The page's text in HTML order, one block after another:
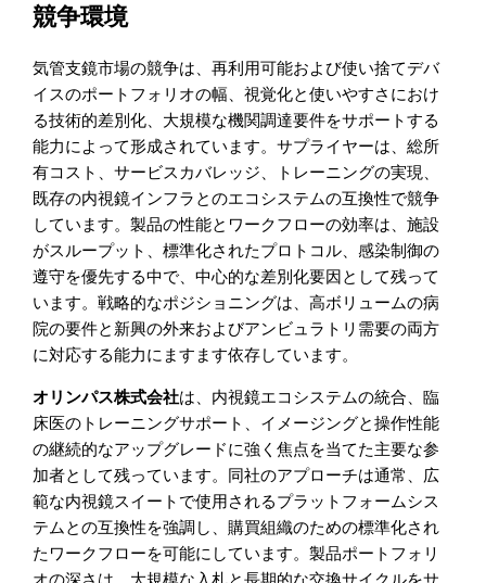
競争環境
気管支鏡市場の競争は、再利用可能および使い捨てデバ
イスのポートフォリオの幅、視覚化と使いやすさにおけ
る技術的差別化、大規模な機関調達要件をサポートする
能力によって形成されています。サプライヤーは、総所
有コスト、サービスカバレッジ、トレーニングの実現、
既存の内視鏡インフラとのエコシステムの互換性で競争
しています。製品の性能とワークフローの効率は、施設
がスループット、標準化されたプロトコル、感染制御の
遵守を優先する中で、中心的な差別化要因として残って
います。戦略的なポジショニングは、高ボリュームの病
院の要件と新興の外来およびアンビュラトリ需要の両方
に対応する能力にますます依存しています。
オリンパス株式会社は、内視鏡エコシステムの統合、臨
床医のトレーニングサポート、イメージングと操作性能
の継続的なアップグレードに強く焦点を当てた主要な参
加者として残っています。同社のアプローチは通常、広
範な内視鏡スイートで使用されるプラットフォームシス
テムとの互換性を強調し、購買組織のための標準化され
たワークフローを可能にしています。製品ポートフォリ